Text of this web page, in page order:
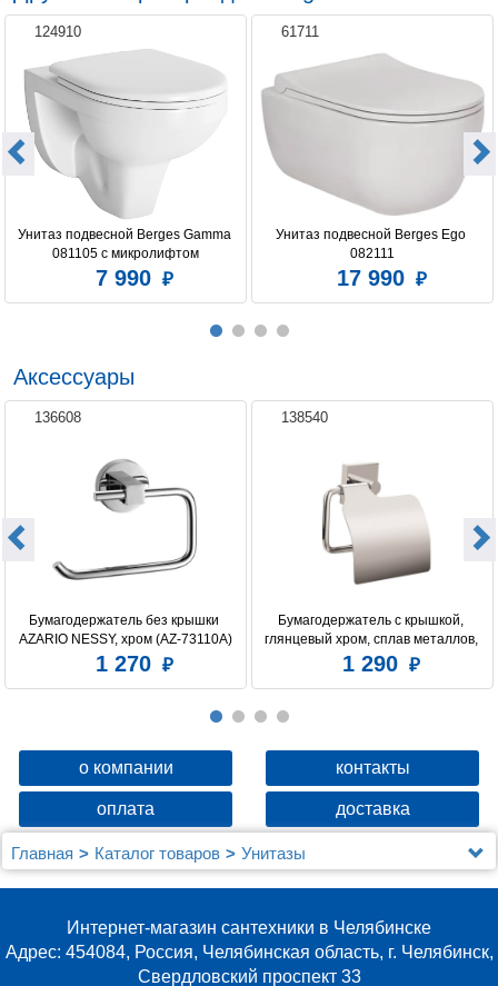
Цвет сиденья белый
Система антивсплеск
Фурнитура
124910
Унитаз подвесной Berges Gamma
081105 c микролифтом
7 990
61711
Унитаз подвесной Berges Ego
082111
17 990
Аксессуары
136608
Бумагодержатель без крышки
AZARIO NESSY, хром (AZ-73110A)
1 270
138540
Бумагодержатель c крышкой,
глянцевый хром, сплав металлов,
Amur, Milardo, AMUSMC0M43
1 290
о компании контакты
оплата доставка
Главная Каталог товаров
Унитазы
Унитазы Berges Wasserhaus
черная, унитаз EGO Rimless, сиденье Toma Slim SO
Интернет-магазин сантехники в Челябинске
Адрес: 454084, Россия, Челябинская область, г. Челябинск,
Свердловский проспект 33